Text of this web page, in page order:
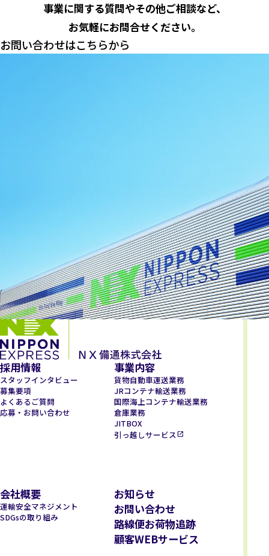
事業に関する質問やその他ご相談など、
お気軽にお問合せください。
お問い合わせはこちらから
採用情報
スタッフインタビュー
募集要項
よくあるご質問
応募・お問い合わせ
事業内容
貨物自動車運送業務
JRコンテナ輸送業務
国際海上コンテナ輸送業務
倉庫業務
JITBOX
引っ越しサービス
会社概要
運輸安全マネジメント
SDGsの取り組み
お知らせ
お問い合わせ
路線便お荷物追跡
顧客WEBサービス